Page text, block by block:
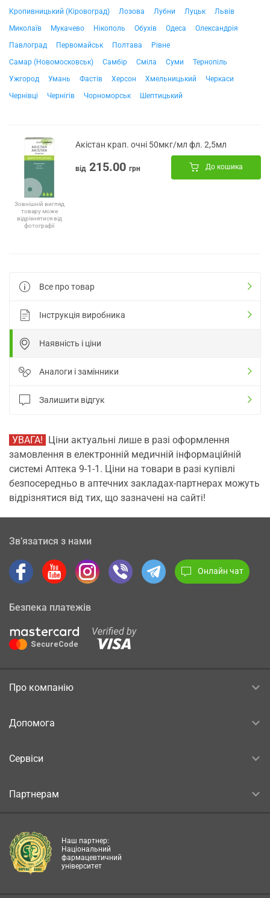
Кропивницький (Кіровоград)
Лозова Лубни Луцьк
Львів
Миколаїв
Мукачево Нікополь Обухів Одеса
Олександрія
Павлоград
Первомайськ Полтава
Рівне
Самар (Новомосковськ)
Самбір Сміла Суми
Тернопіль
Ужгород
Умань Фастів Херсон Хмельницький
Черкаси
Чернівці
Чернігів Чорноморськ Шептицький
Зовнішній вигляд
товару може
відрізнятися від
фотографії
Акістан крап. очні 50мкг/мл фл. 2,5мл
від 215.00 грн До кошика
Все про товар
Інструкція виробника
Наявність і ціни
Аналоги і замінники
Залишити відгук
УВАГА! Ціни актуальні лише в разі оформлення
замовлення в електронній медичній інформаційній
системі Аптека 9-1-1. Ціни на товари в разі купівлі
безпосередньо в аптечних закладах-партнерах можуть
відрізнятися від тих, що зазначені на сайті!
Зв’язатися з нами
Онлайн чат
Безпека платежів
Про компанію
Допомога
Сервіси
Партнерам
Наш партнер:
Національний
фармацевтичний
університет